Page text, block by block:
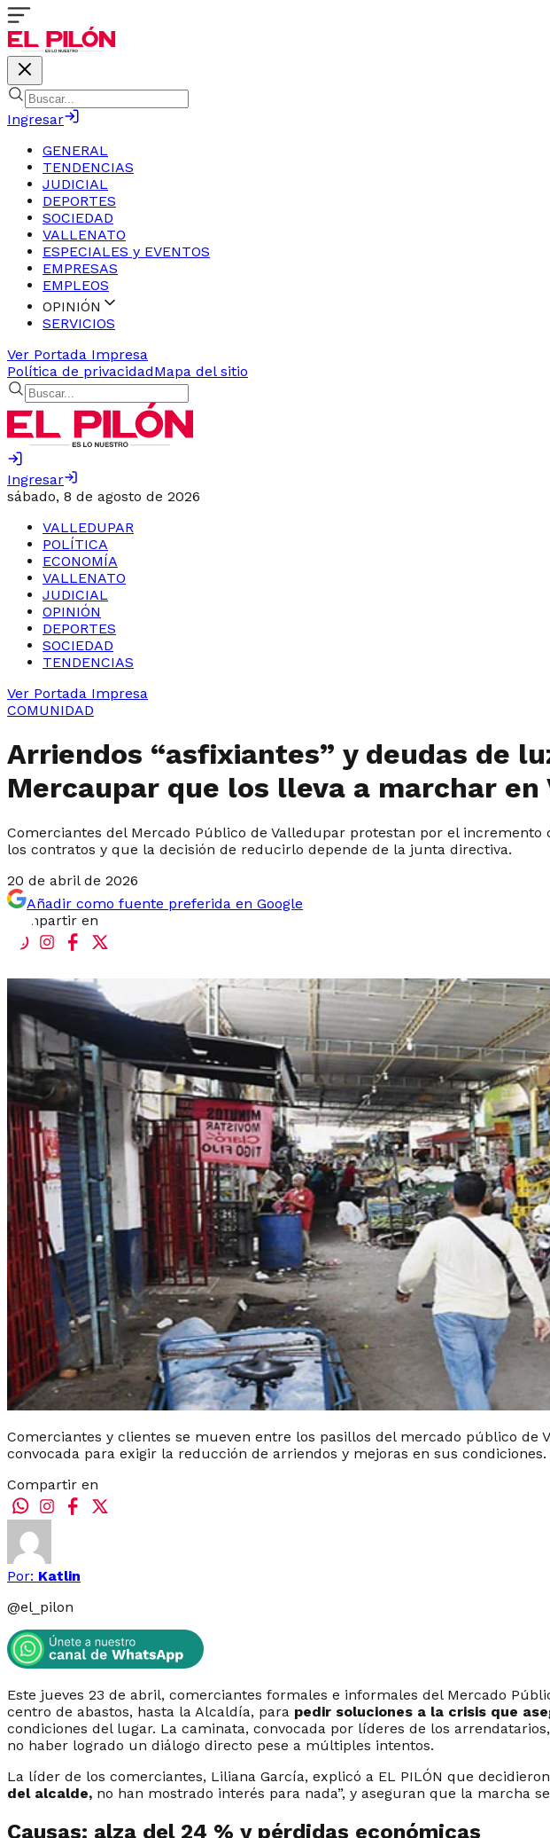
Ingresar
GENERAL
TENDENCIAS
JUDICIAL
DEPORTES
SOCIEDAD
VALLENATO
ESPECIALES y EVENTOS
EMPRESAS
EMPLEOS
OPINIÓN
SERVICIOS
Ver Portada Impresa
Política de privacidadMapa del sitio
Ingresar
sábado, 8 de agosto de 2026
VALLEDUPAR
POLÍTICA
ECONOMÍA
VALLENATO
JUDICIAL
OPINIÓN
DEPORTES
SOCIEDAD
TENDENCIAS
Ver Portada Impresa
COMUNIDAD
Arriendos “asfixiantes” y deudas de
Mercaupar que los lleva a marchar en
Comerciantes del Mercado Público de Valledupar protestan por el
los contratos y que la decisión de reducirlo depende de la junta directiva.
20 de abril de 2026
Añadir como fuente preferida en Google
Compartir en
Comerciantes y clientes se mueven entre los pasillos del mercado público
convocada para exigir la reducción de arriendos y mejoras en sus condiciones.
Compartir en
Por: Katlin
@el_pilon
Este jueves 23 de abril, comerciantes formales e informales del Mercado
centro de abastos, hasta la Alcaldía, para pedir soluciones a la crisis que
condiciones del lugar. La caminata, convocada por líderes de los
no haber logrado un diálogo directo pese a múltiples intentos.
La líder de los comerciantes, Liliana García, explicó a EL PILÓN que
del alcalde, no han mostrado interés para nada”, y aseguran que la marcha
Causas: alza del 24 % y pérdidas económicas